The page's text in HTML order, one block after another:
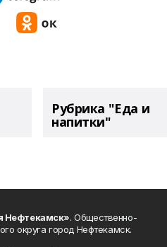
Рубрика "Еда и
напитки"
Нефтекамск». Общественно-
округа город Нефтекамск.